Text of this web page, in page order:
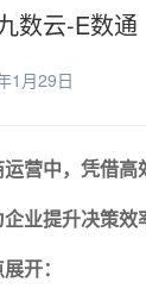
数云-E数通
1月29日
营中，凭借高
业提升决策效
开：